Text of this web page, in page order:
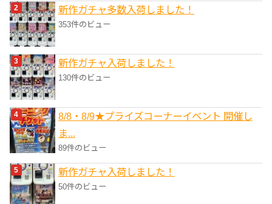
新作ガチャ多数入荷しました！
353件のビュー
新作ガチャ入荷しました！
130件のビュー
8/8・8/9★プライズコーナーイベント 開催し
ま...
89件のビュー
新作ガチャ入荷しました！
50件のビュー